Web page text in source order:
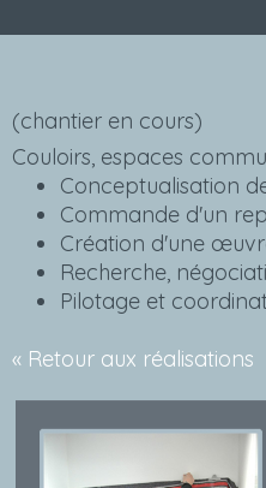
(chantier en cours)
Couloirs, espaces
Conceptualisation
Commande d'un
Création d'une
Recherche,
Pilotage et
« Retour aux réalisations